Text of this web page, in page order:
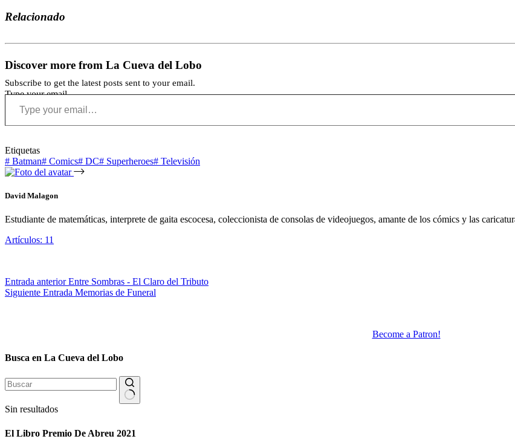
Relacionado
Discover more from La Cueva del Lobo
Subscribe to get the latest posts sent to your email.
Type your email…
Etiquetas
# Batman# Comics# DC# Superheroes# Televisión
David Malagon
Estudiante de matemáticas, interprete de gaita escocesa, coleccionista de consolas de videojuegos, amante de los cómics y las
Artículos: 11
Entrada anteriorEntre Sombras - El Claro del Tributo
Siguiente Entrada Memorias de Funeral
Become a Patron!
Busca en La Cueva del Lobo
Sin resultados
El Libro Premio De Abreu 2021